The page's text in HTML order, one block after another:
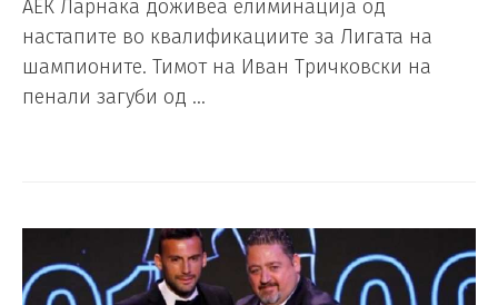
АЕК Ларнака доживеа елиминација од
настапите во квалификациите за Лигата на
шампионите. Тимот на Иван Тричковски на
пенали загуби од …